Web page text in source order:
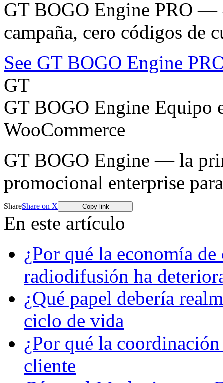
GT BOGO Engine PRO —
campaña, cero códigos de
See GT BOGO Engine
GT
GT BOGO Engine Equipo
WooCommerce
GT BOGO Engine — la
promocional enterprise
ShareShare on X Copy link
En este artículo
¿Por qué la economía
radiodifusión ha
¿Qué papel debería
ciclo de vida
¿Por qué la
cliente